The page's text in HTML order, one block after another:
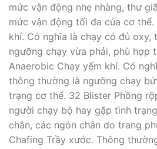
mức vận động nhẹ nhàng, thư
mức vận động tối đa của cơ
khí. Có nghĩa là chạy có đủ oxy,
ngưỡng chạy vừa phải, phù hợp
Anaerobic Chạy yếm khí. Có
thông thường là ngưỡng chạy
trạng cơ thể. 32 Blister Phồng
người chạy bộ hay gặp tình
chân, các ngón chân do trang
Chafing Trầy xước. Thông